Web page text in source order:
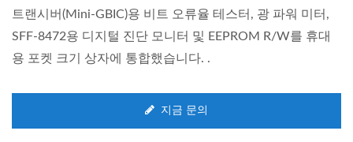
트랜시버(Mini-GBIC)용 비트 오류율 테스터, 광 파워 미터,
SFF-8472용 디지털 진단 모니터 및 EEPROM R/W를 휴대
용 포켓 크기 상자에 통합했습니다. .
지금 문의